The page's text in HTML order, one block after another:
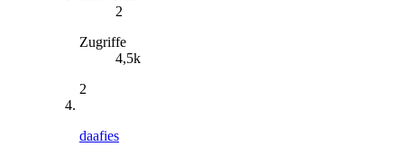
2
Zugriffe
4,5k
2
daafies